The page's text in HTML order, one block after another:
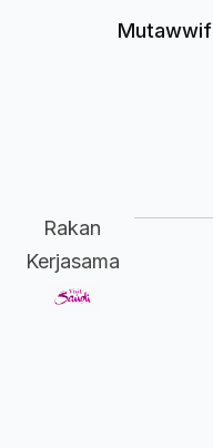
Mutawwif
Rakan
Kerjasama